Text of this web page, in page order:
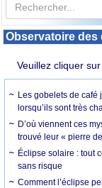
Observatoire
Veuillez cliquer
Les gobelets de café
lorsqu’ils sont très
D’où viennent ces
trouvé leur « pierre
Éclipse solaire : tout
sans risque
Comment l’éclipse